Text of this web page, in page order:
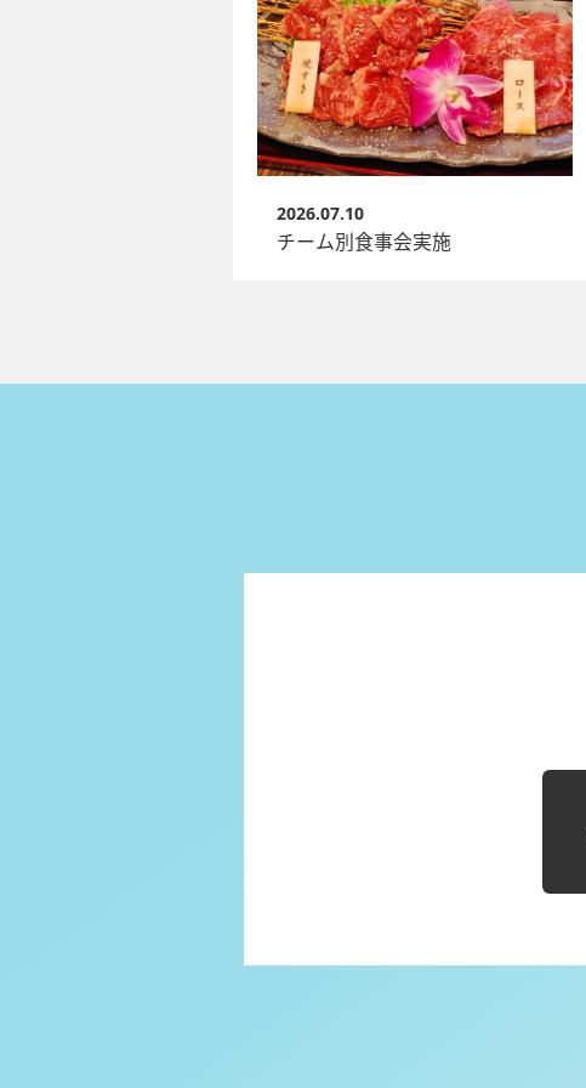
チーム別食事会実施
2026.07.10